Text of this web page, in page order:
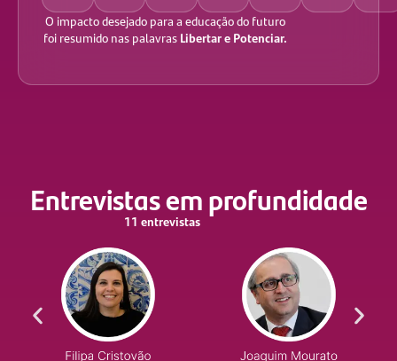
O impacto desejado para a educação do futuro
foi resumido nas palavras Libertar e Potenciar.
Entrevistas em profundidade
11 entrevistas